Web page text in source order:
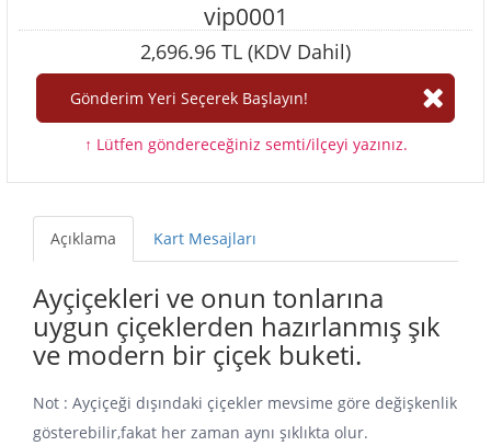
vip0001
2,696.96 TL (KDV Dahil)
↑ Lütfen göndereceğiniz semti/ilçeyi yazınız.
Açıklama Kart Mesajları
Ayçiçekleri ve onun tonlarına
uygun çiçeklerden hazırlanmış şık
ve modern bir çiçek buketi.
Not : Ayçiçeği dışındaki çiçekler mevsime göre değişkenlik
gösterebilir,fakat her zaman aynı şıklıkta olur.